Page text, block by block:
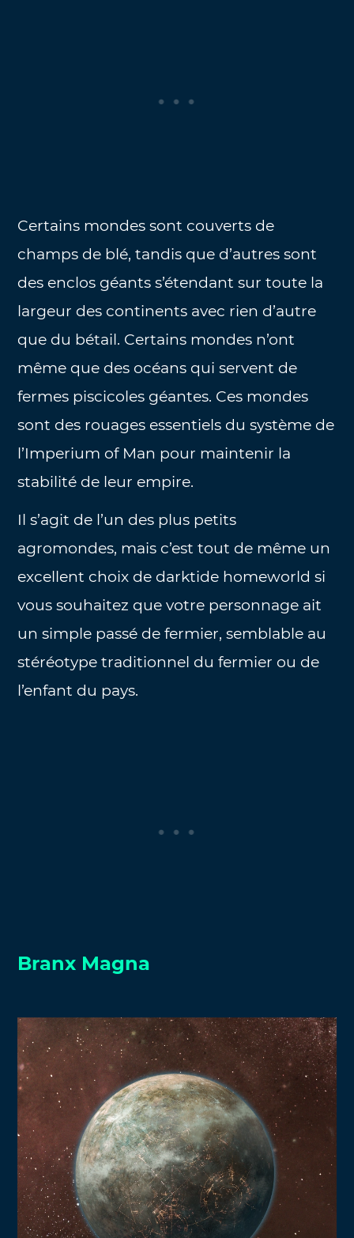
Certains mondes sont couverts de
champs de blé, tandis que d’autres sont
des enclos géants s’étendant sur toute la
largeur des continents avec rien d’autre
que du bétail. Certains mondes n’ont
même que des océans qui servent de
fermes piscicoles géantes. Ces mondes
sont des rouages essentiels du système de
l’Imperium of Man pour maintenir la
stabilité de leur empire.
Il s’agit de l’un des plus petits
agromondes, mais c’est tout de même un
excellent choix de darktide homeworld si
vous souhaitez que votre personnage ait
un simple passé de fermier, semblable au
stéréotype traditionnel du fermier ou de
l’enfant du pays.
Branx Magna